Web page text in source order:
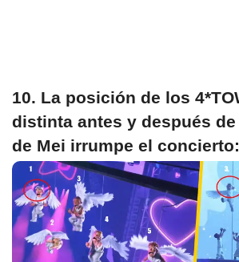
10. La posición de los
distinta antes y después
de Mei irrumpe el concierto: